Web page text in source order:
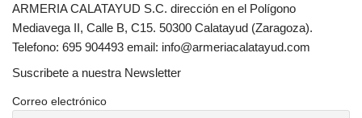
ARMERIA CALATAYUD S.C. dirección en el Polígono
Mediavega II, Calle B, C15. 50300 Calatayud (Zaragoza).
Telefono: 695 904493 email: info@armeriacalatayud.com
Suscribete a nuestra Newsletter
Correo electrónico